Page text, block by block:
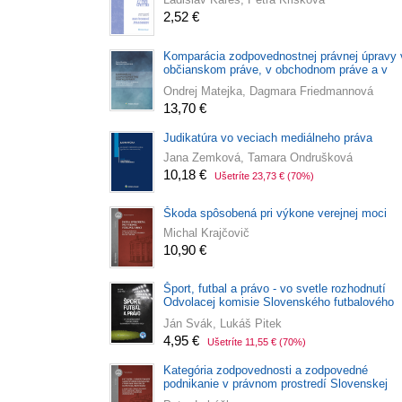
2,52 €
Komparácia zodpovednostnej právnej úpravy
občianskom práve, v obchodnom práve a v
Ondrej Matejka, Dagmara Friedmannová
13,70 €
Judikatúra vo veciach mediálneho práva
Jana Zemková, Tamara Ondrušková
10,18 € Ušetríte 23,73 € (70%)
Škoda spôsobená pri výkone verejnej moci
Michal Krajčovič
10,90 €
Šport, futbal a právo - vo svetle rozhodnutí
Odvolacej komisie Slovenského futbalového
zväzu
Ján Svák, Lukáš Pitek
4,95 € Ušetríte 11,55 € (70%)
Kategória zodpovednosti a zodpovedné
podnikanie v právnom prostredí Slovenskej
republiky